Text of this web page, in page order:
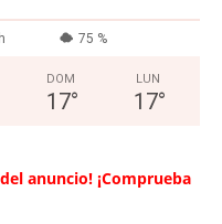
75 %
DOM
17°
LUN
17°
anuncio! ¡Comprueba